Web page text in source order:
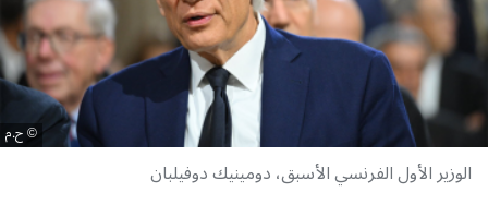
ح.م
الوزير الأول الفرنسي الأسبق، دومينيك دوفيلبان